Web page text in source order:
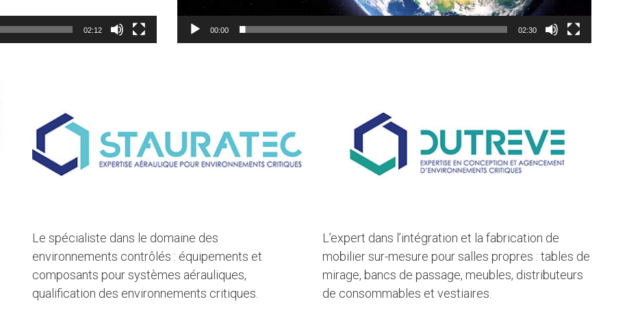
02:12 00:00 02:30
Le spécialiste dans le domaine des
environnements contrôlés : équipements et
composants pour systèmes aérauliques,
qualification des environnements critiques.
L’expert dans l’intégration et la fabrication de
mobilier sur-mesure pour salles propres : tables de
mirage, bancs de passage, meubles, distributeurs
de consommables et vestiaires.